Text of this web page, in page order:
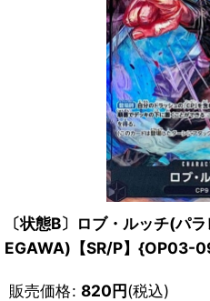
〔状態B〕ロブ・ルッチ(パ
EGAWA)【SR/P】{OP03-
販売価格: 820円(税込)